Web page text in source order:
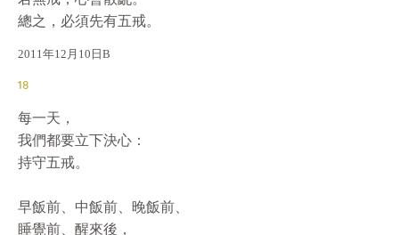
總之，必須先有五戒。
2011年12月10日B
18
每一天，
我們都要立下決心：
持守五戒。
早飯前、中飯前、晚飯前、
睡覺前、醒來後，